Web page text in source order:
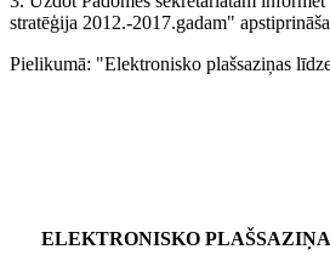
stratēģija 2012.-2017.gadam"
Pielikumā: "Elektronisko plašsaziņas
ELEKTRONISKO